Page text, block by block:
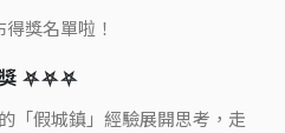
獎名單啦！
⛧⛧⛧
「假城鎮」經驗展開思考，走